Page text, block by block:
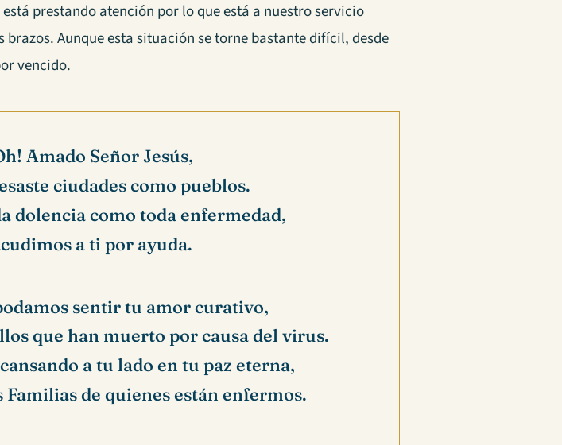
prestando atención por lo que está a nuestro servicio
Aunque esta situación se torne bastante difícil, desde
vencido.
Amado Señor Jesús,
ciudades como pueblos.
dolencia como toda enfermedad,
a ti por ayuda.
sentir tu amor curativo,
que han muerto por causa del virus.
a tu lado en tu paz eterna,
Familias de quienes están enfermos.